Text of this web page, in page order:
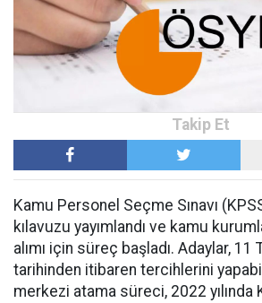
Kamu Personel Seçme Sınavı
kılavuzu yayımlandı ve kamu
alımı için süreç başladı. Adaylar,
tarihinden itibaren tercihlerini
merkezi atama süreci, 2022 yılında